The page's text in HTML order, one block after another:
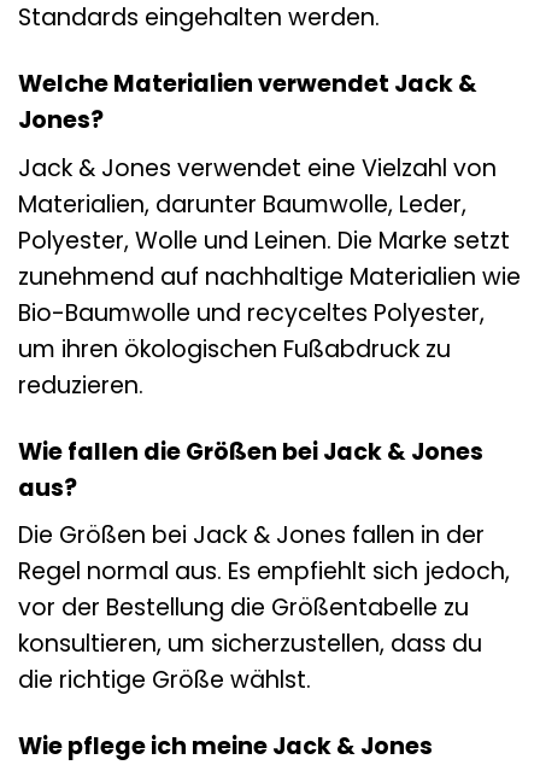
Standards eingehalten werden.
Welche Materialien verwendet Jack &
Jones?
Jack & Jones verwendet eine Vielzahl von
Materialien, darunter Baumwolle, Leder,
Polyester, Wolle und Leinen. Die Marke setzt
zunehmend auf nachhaltige Materialien wie
Bio-Baumwolle und recyceltes Polyester,
um ihren ökologischen Fußabdruck zu
reduzieren.
Wie fallen die Größen bei Jack & Jones
aus?
Die Größen bei Jack & Jones fallen in der
Regel normal aus. Es empfiehlt sich jedoch,
vor der Bestellung die Größentabelle zu
konsultieren, um sicherzustellen, dass du
die richtige Größe wählst.
Wie pflege ich meine Jack & Jones